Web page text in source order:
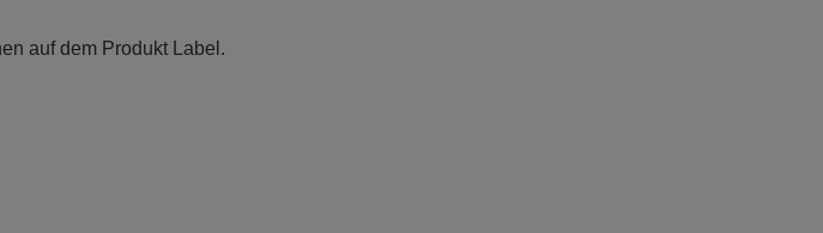
auf dem Produkt Label.